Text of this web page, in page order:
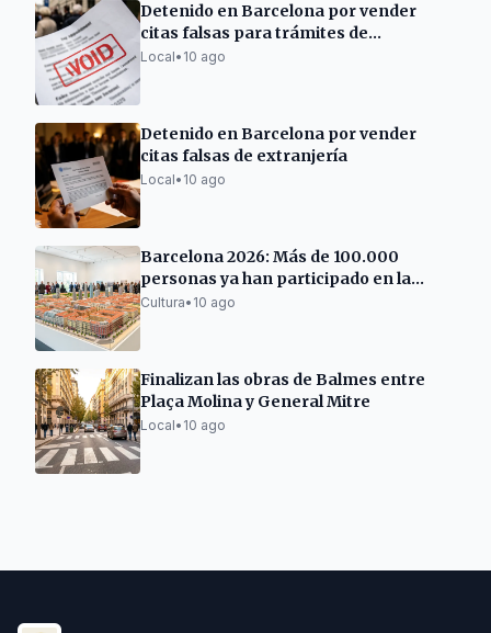
Detenido en Barcelona por vender
citas falsas para trámites de
extranjería
Local• 10 ago
Detenido en Barcelona por vender
citas falsas de extranjería
Local• 10 ago
Barcelona 2026: Más de 100.000
personas ya han participado en la
Capital Mundial de la Arquitectura
Cultura• 10 ago
Finalizan las obras de Balmes entre
Plaça Molina y General Mitre
Local• 10 ago